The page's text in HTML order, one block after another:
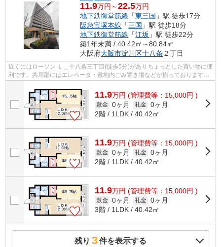
11.9万円～22.5万円
地下鉄御堂筋線 「東三国 」駅 徒歩17分
阪急宝塚本線 「三国 」駅 徒歩18分
地下鉄御堂筋線 「江坂 」駅 徒歩22分
築1年未満 / 40.42㎡～80.84㎡
大阪府大阪市淀川区十八条 ２丁目
近くにはローソン Ｌ＿十八条三丁目(徒歩5分)がありちょっとした買い物に便
利です。共用部にはエレベータ・敷地内ごみ置き場などが揃っております。
目的に応じて駅を選べることが、2駅...
11.9万円 (管理費等：15,000円 )
敷金 0ヶ月 礼金 0ヶ月
2階 / 1LDK / 40.42㎡
11.9万円 (管理費等：15,000円 )
敷金 0ヶ月 礼金 0ヶ月
2階 / 1LDK / 40.42㎡
11.9万円 (管理費等：15,000円 )
敷金 0ヶ月 礼金 0ヶ月
3階 / 1LDK / 40.42㎡
残り 3件を表示する